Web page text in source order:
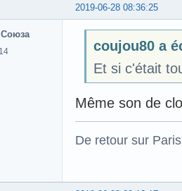
2019-06-28 08:36:25
Союза
coujou80 a
Et si c'était
Même son de
De retour sur Paris